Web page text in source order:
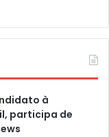
à
participa de